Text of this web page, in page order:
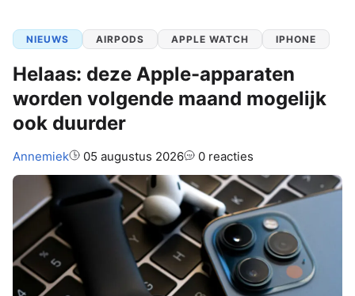
NIEUWS AIRPODS APPLE WATCH IPHONE
Helaas: deze Apple-apparaten
worden volgende maand mogelijk
ook duurder
Auteur:
Annemiek 05 augustus 2026 0 reacties